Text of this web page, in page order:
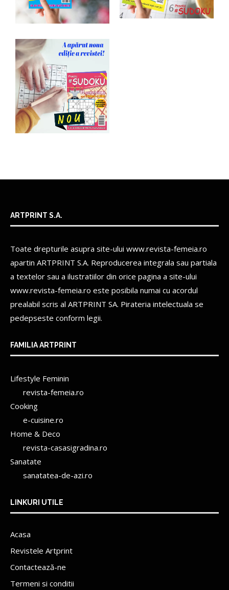
ARTPRINT S.A.
Toate drepturile asupra site-ului www.revista-femeia.ro
apartin ARTPRINT S.A. Reproducerea integrala sau partiala
a textelor sau a ilustratiilor din orice pagina a site-ului
www.revista-femeia.ro este posibila numai cu acordul
prealabil scris al ARTPRINT SA. Pirateria intelectuala se
pedepseste conform legii.
FAMILIA ARTPRINT
Lifestyle Feminin
revista-femeia.ro
Cooking
e-cuisine.ro
Home & Deco
revista-casasigradina.ro
Sanatate
sanatatea-de-azi.ro
LINKURI UTILE
Acasa
Revistele Artprint
Contactează-ne
Termeni si conditii